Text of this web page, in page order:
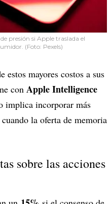
presión si Apple traslada el
(Foto: Pexels)
estos mayores costos a sus
con Apple Intelligence
implica incorporar más
la oferta de memoria
sobre las acciones